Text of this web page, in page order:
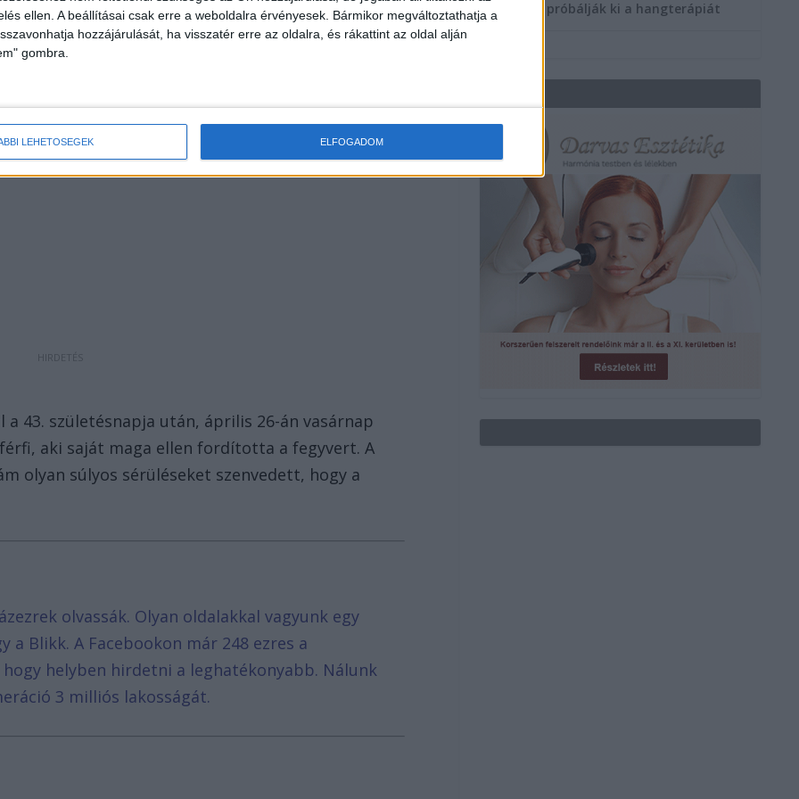
ellen. A beállításai csak erre a weboldalra érvényesek. Bármikor megváltoztathatja a
hozzájárulását, ha visszatér erre az oldalra, és rákattint az oldal alján
gombra.
LEHETŐSÉGEK ELFOGADOM
valóban öngyilkosságról lehet-e szó. A BRFK
látszik: »a halálesettel
nem merült fel, a Budapesti Rendőr-
keretében vizsgálja az eset körülményeit« –
a 43. születésnapja után, április 26-án vasárnap
aki saját maga ellen fordította a fegyvert. A
olyan súlyos sérüléseket szenvedett, hogy a
olvassák. Olyan oldalakkal vagyunk egy
a Blikk. A Facebookon már 248 ezres a
helyben hirdetni a leghatékonyabb. Nálunk
3 milliós lakosságát.
többen próbálják ki a hangterápiát